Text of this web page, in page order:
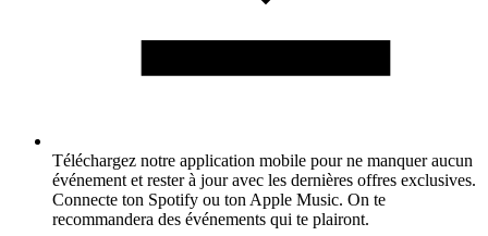
Téléchargez notre application mobile pour ne manquer aucun
événement et rester à jour avec les dernières offres exclusives.
Connecte ton Spotify ou ton Apple Music. On te
recommandera des événements qui te plairont.